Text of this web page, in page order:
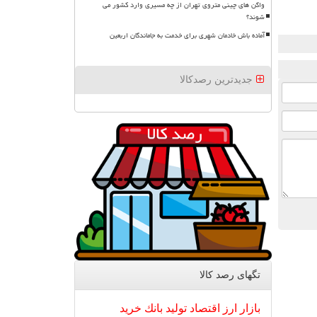
واگن های چینی متروی تهران از چه مسیری وارد کشور می
شوند؟
آماده باش خادمان شهری برای خدمت به جاماندگان اربعین
جدیدترین رصدکالا
تگهای رصد كالا
بازار ارز اقتصاد تولید بانك خرید